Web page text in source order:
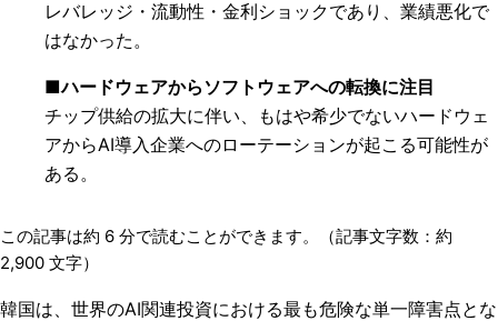
レバレッジ・流動性・金利ショックであり、業績悪化で
はなかった。
■ハードウェアからソフトウェアへの転換に注目
チップ供給の拡大に伴い、もはや希少でないハードウェ
アからAI導入企業へのローテーションが起こる可能性が
ある。
この記事は約 6 分で読むことができます。（記事文字数：約
2,900 文字）
韓国は、世界のAI関連投資における最も危険な単一障害点とな